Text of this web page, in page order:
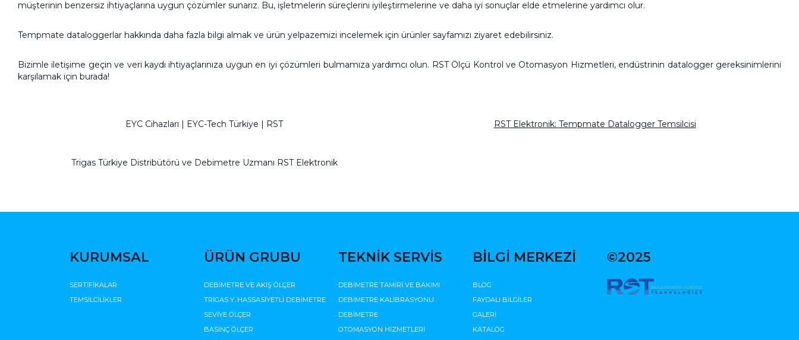
müşterinin benzersiz ihtiyaçlarına uygun çözümler sunarız. Bu, işletmelerin süreçlerini iyileştirmelerine ve daha iyi sonuçlar elde etmelerine yardımcı olur.
Tempmate dataloggerlar hakkında daha fazla bilgi almak ve ürün yelpazemizi incelemek için ürünler sayfamızı ziyaret edebilirsiniz.
Bizimle iletişime geçin ve veri kaydı ihtiyaçlarınıza uygun en iyi çözümleri bulmamıza yardımcı olun. RST Ölçü Kontrol ve Otomasyon Hizmetleri, endüstrinin datalogger gereksinimlerini
karşılamak için burada!
EYC Cihazları | EYC-Tech Türkiye | RST RST Elektronik: Tempmate Datalogger Temsilcisi
Trigas Türkiye Distribütörü ve Debimetre Uzmanı RST Elektronik
KURUMSAL
SERTİFİKALAR
TEMSİLCİLİKLER
ÜRÜN GRUBU
DEBİMETRE VE AKIŞ ÖLÇER
TRİGAS Y. HASSASİYETLİ DEBİMETRE
SEVİYE ÖLÇER
BASINÇ ÖLÇER
TEKNİK SERVİS
DEBİMETRE TAMİRİ VE BAKIMI
DEBİMETRE KALİBRASYONU
DEBİMETRE
OTOMASYON HİZMETLERİ
BİLGİ MERKEZİ
BLOG
FAYDALI BİLGİLER
GALERİ
KATALOG
©2025